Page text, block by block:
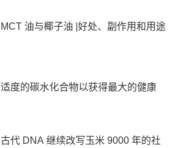
MCT 油与椰子油 |好处、副作用和用途
适度的碳水化合物以获得最大的健康
古代 DNA 继续改写玉米 9000 年的社